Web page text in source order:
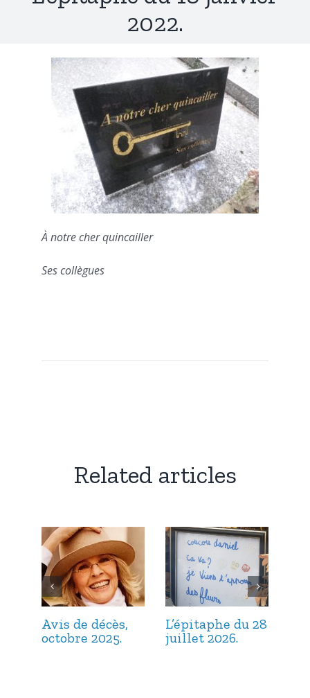
2022.
À notre cher quincailler
Ses collègues
Related articles
Avis de décès,
octobre 2025.
L’épitaphe du 28
juillet 2026.